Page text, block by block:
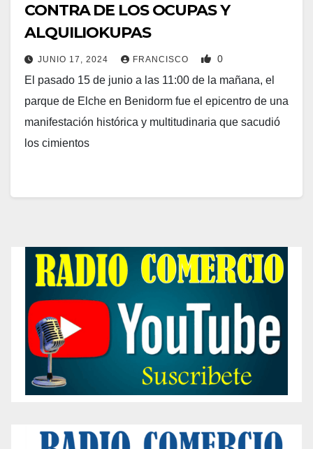
CONTRA DE LOS OCUPAS Y
ALQUILIOKUPAS
JUNIO 17, 2024 FRANCISCO 0
El pasado 15 de junio a las 11:00 de la mañana, el
parque de Elche en Benidorm fue el epicentro de una
manifestación histórica y multitudinaria que sacudió
los cimientos